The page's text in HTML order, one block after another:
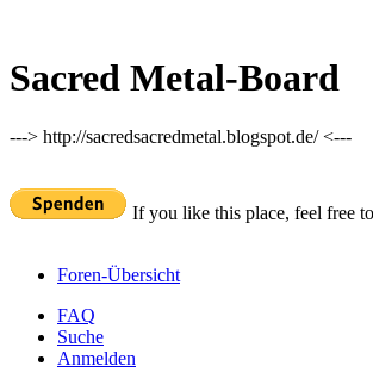
Sacred Metal-Board
---> http://sacredsacredmetal.blogspot.de/ <---
If you like this place, feel free
Foren-Übersicht
FAQ
Suche
Anmelden